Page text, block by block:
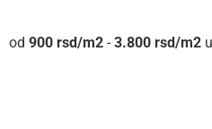
900 rsd - 3.800 rsd